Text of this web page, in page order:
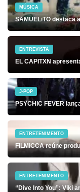
MÚSICA
SAMUELiTO destaca
ENTREVISTA
EL CAPITXN
J-POP
PSYCHIC FEVER
ENTRETENIMENTO
FILMICCA reúne
ENTRETENIMENTO
“Dive Into You”: Viki